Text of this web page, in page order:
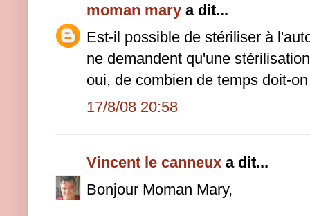
moman mary a dit...
Est-il possible de stériliser à
ne demandent qu'une
oui, de combien de temps doit-
17/8/08 20:58
Vincent le canneux a dit...
Bonjour Moman Mary,